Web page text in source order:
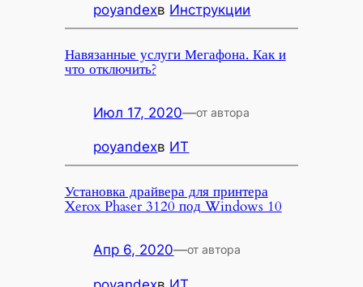
poyandexв Инструкции
Навязанные услуги Мегафона. Как и
что отключить?
Июл 17, 2020—от автора
poyandexв ИТ
Установка драйвера для принтера
Xerox Phaser 3120 под Windows 10
Апр 6, 2020—от автора